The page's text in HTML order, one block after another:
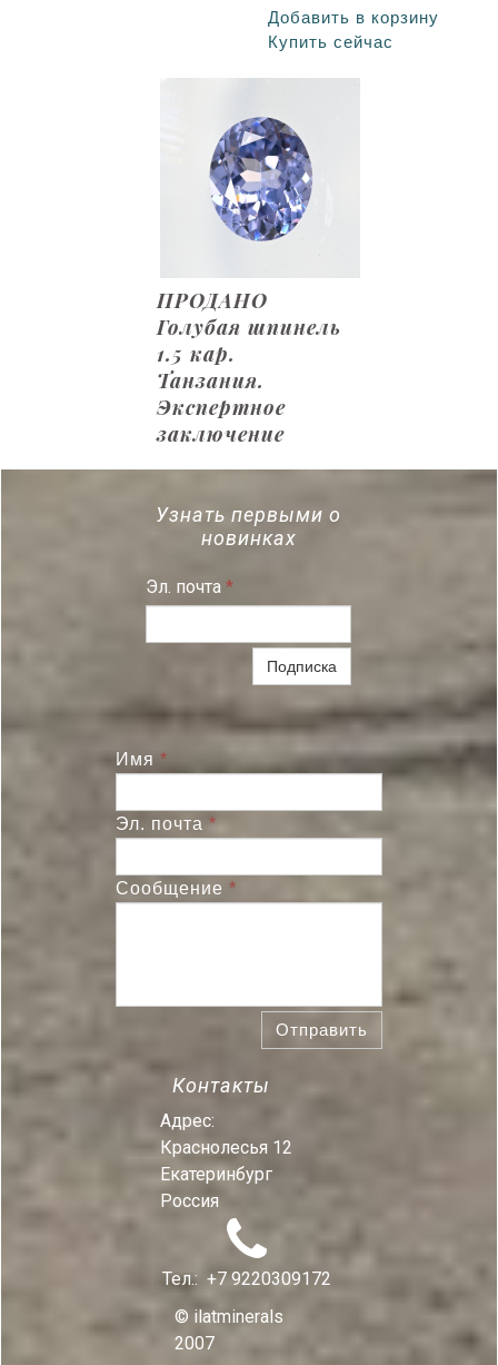
Добавить в корзину
Купить сейчас
ПРОДАНО
Голубая шпинель
1.5 кар.
Танзания.
Экспертное
заключение
Узнать первыми о
новинках
Эл. почта *
Подписка
Имя *
Эл. почта *
Сообщение *
Отправить
Контакты
Адрес:
Краснолесья 12
Екатеринбург
Россия

Тел.:+7 9220309172
© ilatminerals
2007